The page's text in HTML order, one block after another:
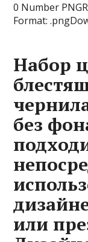
0 Number
Format:
Набор
без
или